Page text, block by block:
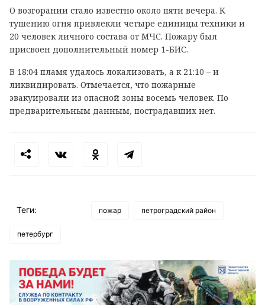
О возгорании стало известно около пяти вечера. К
тушению огня привлекли четыре единицы техники и
20 человек личного состава от МЧС. Пожару был
присвоен дополнительный номер 1-БИС.
В 18:04 пламя удалось локализовать, а к 21:10 – и
ликвидировать. Отмечается, что пожарные
эвакуировали из опасной зоны восемь человек. По
предварительным данным, пострадавших нет.
Теги: пожар петроградский район
петербург